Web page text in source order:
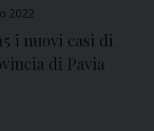
2022
i nuovi casi di
di Pavia